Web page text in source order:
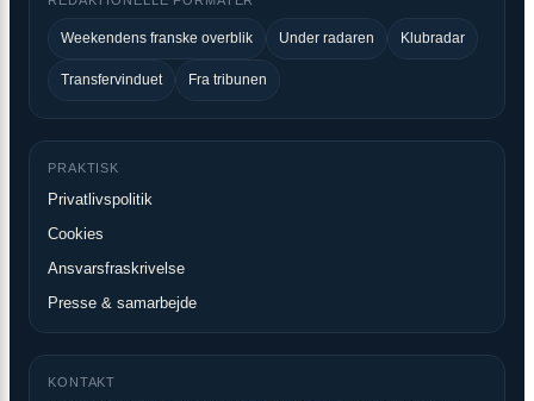
Weekendens franske overblik Under radaren Klubradar
Transfervinduet Fra tribunen
PRAKTISK
Privatlivspolitik
Cookies
Ansvarsfraskrivelse
Presse & samarbejde
KONTAKT